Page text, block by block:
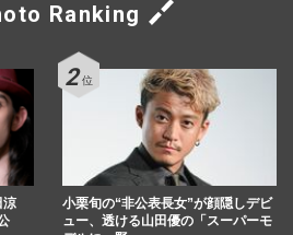
Ranking
涼
小栗旬の“非公表長女”が顔隠しデビ
ュー、透ける山田優の「スーパーモ